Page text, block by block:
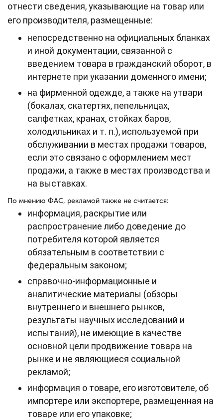
отнести сведения, указывающие на товар или
его производителя, размещенные:
непосредственно на официальных бланках
и иной документации, связанной с
введением товара в гражданский оборот, в
интернете при указании доменного имени;
на фирменной одежде, а также на утвари
(бокалах, скатертях, пепельницах,
салфетках, кранах, стойках баров,
холодильниках и т. п.), используемой при
обслуживании в местах продажи товаров,
если это связано с оформлением мест
продажи, а также в местах производства и
на выставках.
По мнению ФАС, рекламой также не считается:
информация, раскрытие или
распространение либо доведение до
потребителя которой является
обязательным в соответствии с
федеральным законом;
справочно-информационные и
аналитические материалы (обзоры
внутреннего и внешнего рынков,
результаты научных исследований и
испытаний), не имеющие в качестве
основной цели продвижение товара на
рынке и не являющиеся социальной
рекламой;
информация о товаре, его изготовителе, об
импортере или экспортере, размещенная на
товаре или его упаковке;